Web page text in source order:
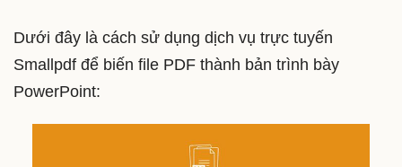
Dưới đây là cách sử dụng dịch vụ trực tuyến
Smallpdf để biến file PDF thành bản trình bày
PowerPoint: